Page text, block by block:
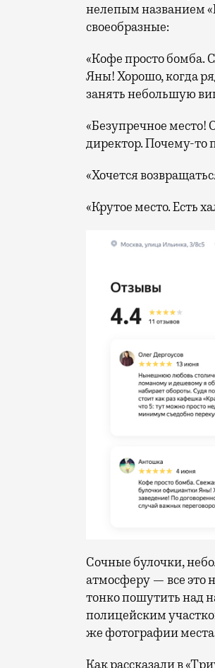
нелепым названием
своеобразные:
«Кофе просто бомба.
Яны! Хорошо, когда
занять небольшую
«Безупречное
директор. Почему-то
«Хочется
«Крутое место. Есть
Сочные булочки,
атмосферу — все это
тонко пошутить над
полицейским
же фотографии
Как рассказали в